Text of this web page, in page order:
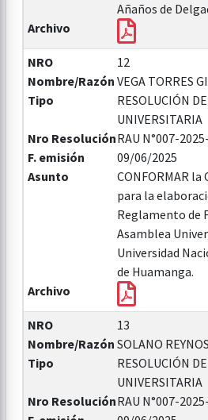
Añaños de
Archivo
NRO
12
Nombre/Razón VEGA TORRES
Tipo
RESOLUCIÓN
UNIVERSITARIA
Nro ResoluciónRAU N°007-
F. emisión
09/06/2025
Asunto
CONFORMAR
para la
Reglamento de
Asamblea
Universidad
de Huamanga.
Archivo
NRO
13
Nombre/Razón SOLANO
Tipo
RESOLUCIÓN
UNIVERSITARIA
Nro ResoluciónRAU N°007-